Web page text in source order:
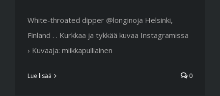
White-throated dipper @longinoja Helsinki,
Finland . . Kurkkaa ja tykkää kuvaa Instagramissa
› Kuvaaja: miikkapulliainen
Lue lisää 0